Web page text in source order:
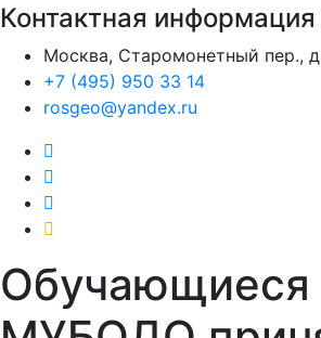
Контактная информация
Москва, Старомонетный пер.,
+7 (495) 950 33 14
rosgeo@yandex.ru
Обучающиеся